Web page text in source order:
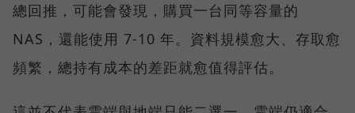
總回推，可能會發現，購買一台同等容量的
NAS，還能使用 7-10 年。資料規模愈大、存取愈
頻繁，總持有成本的差距就愈值得評估。